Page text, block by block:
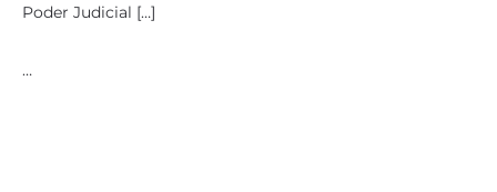
Poder Judicial […]
…